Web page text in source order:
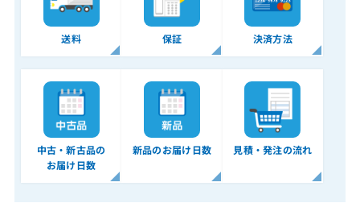
送料 保証 決済方法
中古・新古品の
お届け日数
新品のお届け日数 見積・発注の流れ